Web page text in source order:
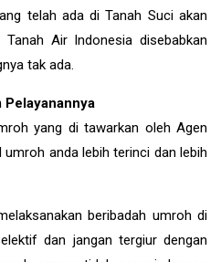
telah ada di Tanah Suci akan
Air Indonesia disebabkan
tak ada.
Pelayanannya
yang di tawarkan oleh Agen
anda lebih terinci dan lebih
beribadah umroh di
dan jangan tergiur dengan